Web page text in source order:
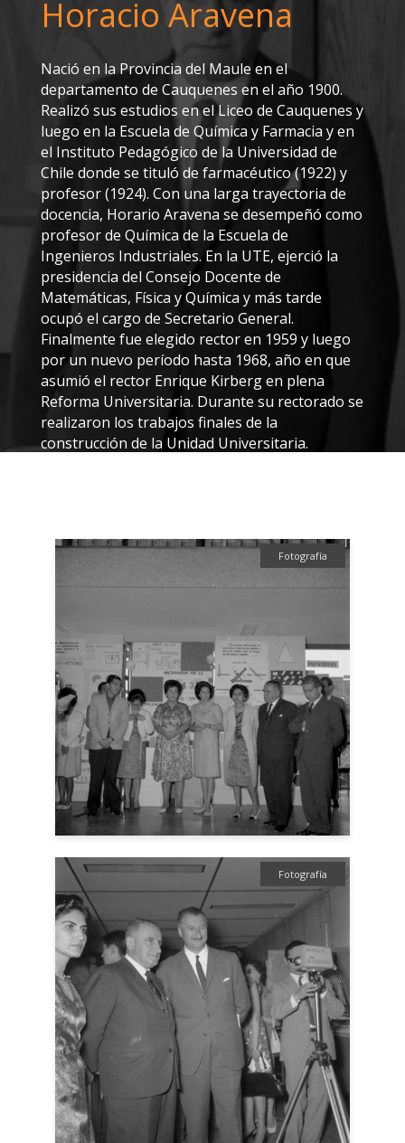
Horacio Aravena
Nació en la Provincia del Maule en el
departamento de Cauquenes en el año 1900.
Realizó sus estudios en el Liceo de Cauquenes y
luego en la Escuela de Química y Farmacia y en
el Instituto Pedagógico de la Universidad de
Chile donde se tituló de farmacéutico (1922) y
profesor (1924). Con una larga trayectoria de
docencia, Horario Aravena se desempeñó como
profesor de Química de la Escuela de
Ingenieros Industriales. En la UTE, ejerció la
presidencia del Consejo Docente de
Matemáticas, Física y Química y más tarde
ocupó el cargo de Secretario General.
Finalmente fue elegido rector en 1959 y luego
por un nuevo período hasta 1968, año en que
asumió el rector Enrique Kirberg en plena
Reforma Universitaria. Durante su rectorado se
realizaron los trabajos finales de la
construcción de la Unidad Universitaria.
Fotografía
Fotografía